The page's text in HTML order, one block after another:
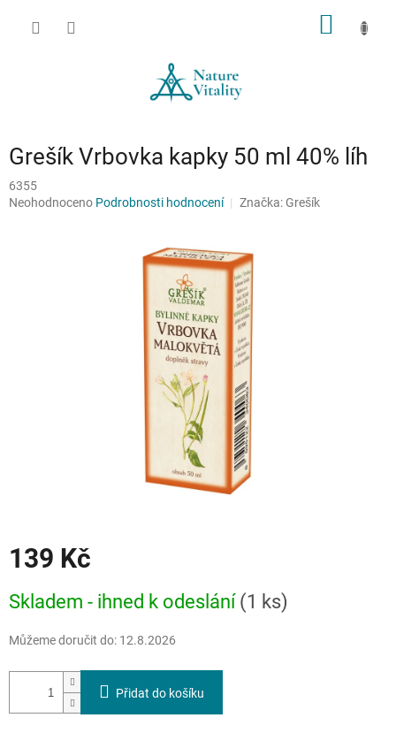
Grešík Vrbovka kapky 50 ml 40% líh
6355
Průměrné
Neohodnoceno Podrobnosti hodnocení Značka: Grešík
139 Kč
cena:
Skladem - ihned k odeslání (1 ks)
Můžeme doručit do: 12.8.2026
Přidat do košíku